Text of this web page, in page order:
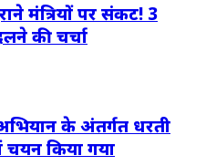
मंत्रियों पर संकट! 3
की चर्चा
के अंतर्गत धरती
चयन किया गया